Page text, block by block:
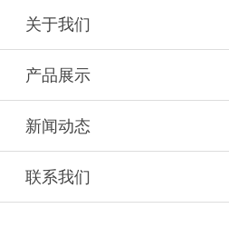
关于我们
产品展示
新闻动态
联系我们